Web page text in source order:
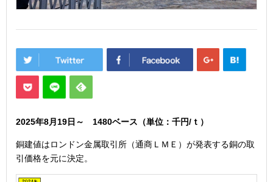
2025年8月19日 ～ 1480ベース（単位：千円/ｔ）
銅建値はロンドン金属取引所（通商ＬＭＥ）が発表する銅の取
引価格を元に決定。